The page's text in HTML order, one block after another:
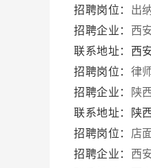
招聘岗位： 出
招聘企业： 西
联系地址：西
招聘岗位： 律
招聘企业：
陕
联系地址：陕
招聘岗位： 店
招聘企业： 西